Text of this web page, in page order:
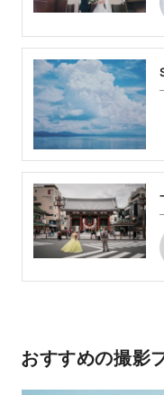
おすすめの撮影